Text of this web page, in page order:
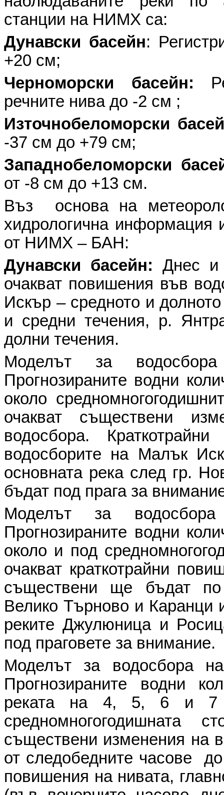
станции на НИМХ са:
Дунавски басейн:
+20 см;
Черноморски басейн:
речните нива до -2 см ;
Източнобеломорски
-37 см до +79 см;
Западнобеломорски
от -8 см до +13 см.
Въз основа на
хидрологична информация
от НИМХ – БАН:
Дунавски басейн:Днес и
очакват повишения във
Искър – средното и
и средни течения, р.
долни течения.
Моделът за
Прогнозираните водни
около
очакват съществени
водосбора.
водосборите на Малък
основната река след гр.
бъдат под прага за
Моделът за
Прогнозираните водни
около и под
очакват краткотрайни
съществени ще бъдат
Велико Търново и Каранци
реките Джулюница и
под праговете за внимание.
Моделът за водосбора
Прогнозираните водни
реката на 4, 5, 6 и 7
средномногогодишната
съществени изменения на
от следобедните часове
повишения на нивата,